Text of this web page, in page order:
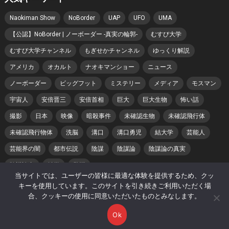
Naokiman Show NoBorder UAP UFO UMA
【公認】NoBorder | ノーボーダー -真実の輪郭- むすび大学
むすび大学チャンネル もぎせかチャンネル ゆっくり解説
アメリカ オカルト ナオキマンショー ニュース
ノーボーダー ビッグフット ミステリー メディア モスマン
宇宙人 安倍晋三 安倍首相 巨大 巨大生物 怖い話
撮影 日本 映像 暗殺事件 未確認生物 未確認飛行体
未確認飛行物体 洗脳 溝口 溝口勇児 結大学 芸能人
芸能界の闇 都市伝説 陰謀 陰謀論 陰謀論の真実
陰謀論者 雑学 驚愕
© 2026 改・陰謀論の真実 -WordPress Video Theme byWPEnjoy
プライバシーポリシー
当サイトでは、ユーザーの皆様に最適な体験を提供するため、クッ
キーを使用しています。このサイトを引き続きご利用いただく場
合、クッキーの使用に同意いただいたものとみなします。
Ok